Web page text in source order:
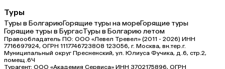
Туры
Туры в БолгариюГорящие туры на мореГорящие туры
Горящие туры в БургасТуры в Болгарию летом
Правообладатель ПО: ООО «Левел Тревел» (2011 - 2026) ИНН
7716697924, ОГРН 1117746723808 123056, г. Москва, вн.тер.г.
Муниципальный округ Пресненский, ул. Юлиуса Фучика, д.6, стр.2,
помещ.6Ч
Турагент: ООО «Академия Сервиса» ИНН 3702175896, ОГРН